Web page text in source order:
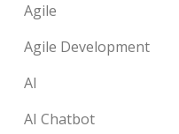
Agile
Agile Development
AI
AI Chatbot